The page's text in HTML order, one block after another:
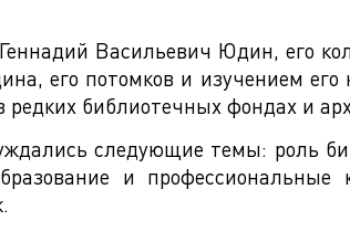
Васильевич Юдин, его
его потомков и изучением
библиотечных фондах и
следующие темы: роль
и профессиональные